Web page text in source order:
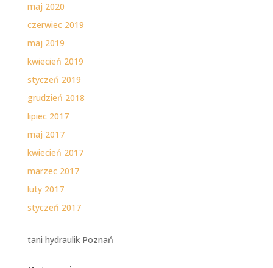
maj 2020
czerwiec 2019
maj 2019
kwiecień 2019
styczeń 2019
grudzień 2018
lipiec 2017
maj 2017
kwiecień 2017
marzec 2017
luty 2017
styczeń 2017
tani hydraulik Poznań